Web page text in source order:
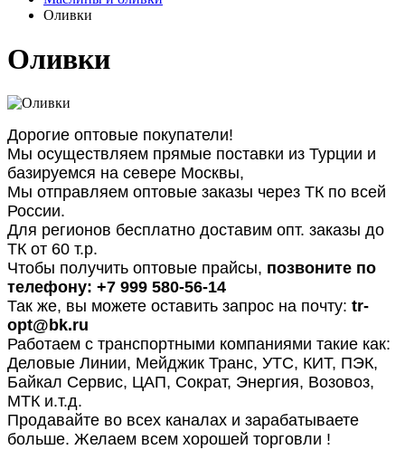
Оливки
Оливки
Дорогие оптовые покупатели!
Мы осуществляем прямые поставки из Турции и
базируемся на севере Москвы,
Мы отправляем оптовые заказы через ТК по всей
России.
Для регионов бесплатно доставим опт. заказы до
ТК от 60 т.р.
Чтобы получить оптовые прайсы, позвоните по
телефону: +7 999 580-56-14
Так же, вы можете оставить запрос на почту: tr-
opt@bk.ru
Работаем с транспортными компаниями такие как:
Деловые Линии, Мейджик Транс, УТС, КИТ, ПЭК,
Байкал Сервис, ЦАП, Сократ, Энергия, Возовоз,
МТК и.т.д.
Продавайте во всех каналах и зарабатываете
больше. Желаем всем хорошей торговли !